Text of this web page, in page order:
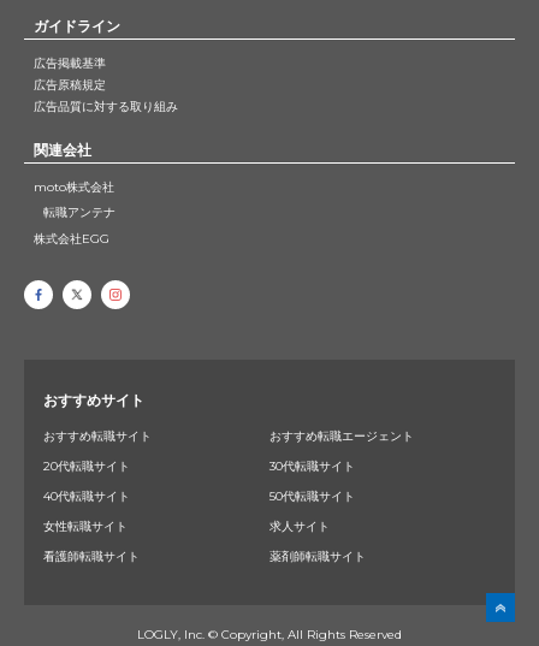
ガイドライン
広告掲載基準
広告原稿規定
広告品質に対する取り組み
関連会社
moto株式会社
転職アンテナ
株式会社EGG
おすすめサイト
おすすめ転職サイト
おすすめ転職エージェント
20代転職サイト
30代転職サイト
40代転職サイト
50代転職サイト
女性転職サイト
求人サイト
看護師転職サイト
薬剤師転職サイト
LOGLY, Inc. © Copyright, All Rights Reserved